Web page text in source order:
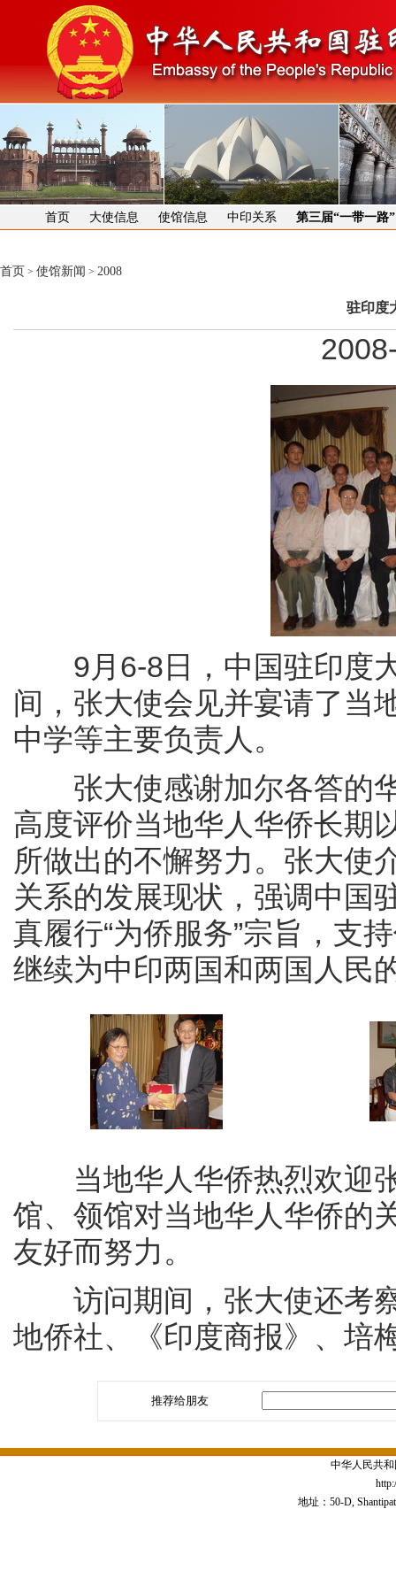
首页 大使信息 使馆信息 中印关系 第三届“一带一路
首页 > 使馆新闻 > 2008
驻印度
9月6-8日，中国驻印度大
间，张大使会见并宴请了当
中学等主要负责人。
张大使感谢加尔各答的华
高度评价当地华人华侨长期
所做出的不懈努力。张大使
关系的发展现状，强调中国
真履行“为侨服务”宗旨，支
继续为中印两国和两国人民
当地华人华侨热烈欢迎张
馆、领馆对当地华人华侨的
友好而努力。
访问期间，张大使还考察
地侨社、《印度商报》、培
推荐给朋友
中华人民共
地址：50-D,